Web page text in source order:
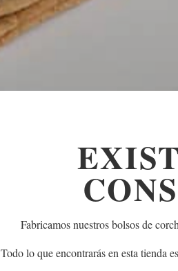
Fabricamos nuestros bolsos de
Todo lo que encontrarás en esta tienda